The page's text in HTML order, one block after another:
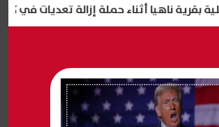
أثناء حملة إزالة تعديات في كرداسة